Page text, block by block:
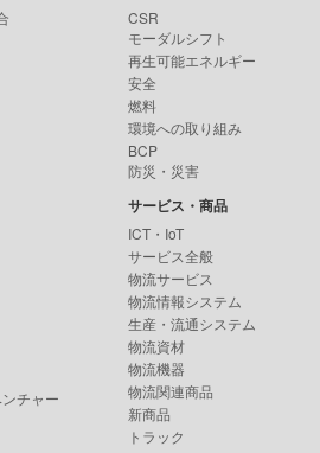
チャー
CSR
モーダルシフト
再生可能エネルギー
安全
燃料
環境への取り組み
BCP
防災・災害
サービス・商品
ICT・IoT
サービス全般
物流サービス
物流情報システム
生産・流通システム
物流資材
物流機器
物流関連商品
新商品
トラック